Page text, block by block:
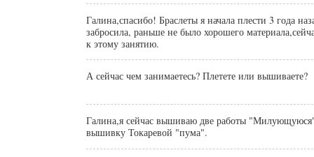
Галина,спасибо! Браслеты я начала плести 3 года назад,потом
забросила, раньше не было хорошего
к этому занятию.
А сейчас чем занимаетесь? Плетете или вышиваете?
Галина,я сейчас вышиваю две работы
вышивку Токаревой "пума".